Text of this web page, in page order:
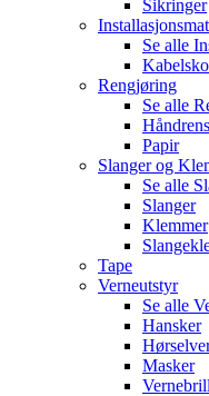
Sikringer
Se alle
Kabelsko
Rengjøring
Se alle
Håndrens
Papir
Slanger og
Se alle
Slanger
Klemmer
Tape
Verneutstyr
Se alle
Hansker
Masker